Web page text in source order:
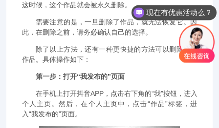
这时候，这个作品就会被永久删除。
需要注意的是，一旦删除了作品，就无法恢复它。因
此，在删除之前，请务必确认自己的选择。
除了以上方法，还有一种更快捷的方法可以删除抖音
作品。具体操作如下：
第一步：打开“我发布的”页面
在手机上打开抖音APP，点击右下角的“我”按钮，进入
个人主页。然后，在个人主页中，点击“作品”标签，进
入“我发布的”页面。
现在有优惠活动么？